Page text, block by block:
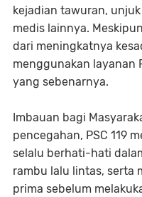
kejadian tawuran,
medis lainnya.
dari meningkatnya
menggunakan layanan
yang sebenarnya.
Imbauan bagi
pencegahan, PSC 119
selalu berhati-hati
rambu lalu lintas, serta
prima sebelum